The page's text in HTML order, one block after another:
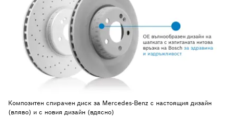
Композитен спирачен диск за Mercedes-Benz с настоящия дизайн
(вляво) и с новия дизайн (вдясно)